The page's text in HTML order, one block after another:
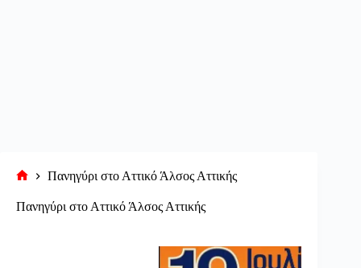
σελίδα
Πανηγύρι στο Αττικό Άλσος Αττικής
Πανηγύρι στο Αττικό Άλσος Αττικής